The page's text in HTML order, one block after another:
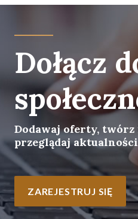
Dołącz
Dodawaj oferty,
przeglądaj
ZAREJESTRUJ SIĘ